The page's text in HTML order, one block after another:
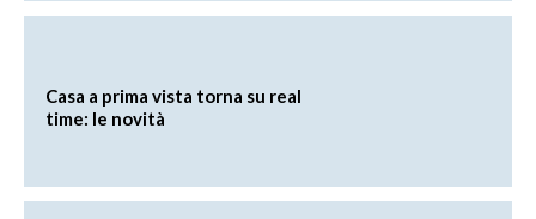
Casa a prima vista torna su real
time: le novità